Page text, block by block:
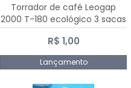
Torrador de café Leogap
2000 T-180 ecológico 3 sacas
de carga 540 kg/h
R$ 1,00
Lançamento